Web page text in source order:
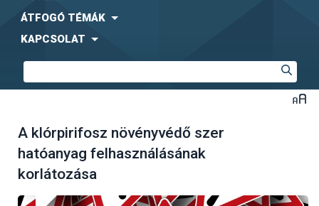
ÁTFOGÓ TÉMÁK
KAPCSOLAT
A klórpirifosz növényvédő szer
hatóanyag felhasználásának
korlátozása